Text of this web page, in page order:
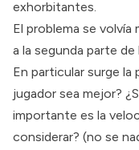
exhorbitantes.
El problema se
a la segunda parte de
En particular surge
jugador sea mejor?
importante es la
considerar? (no se